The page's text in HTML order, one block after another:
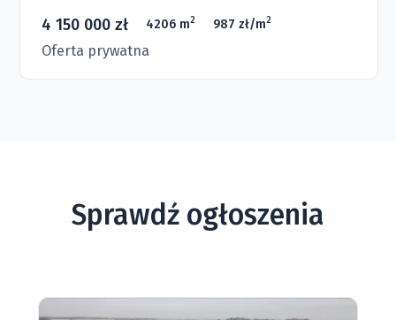
4 150 000 zł 4206 m2 987 zł/m2
Oferta prywatna
Sprawdź ogłoszenia